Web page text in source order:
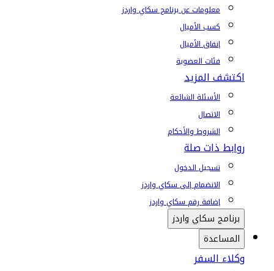
معلومات عن برنامج سكاي واردز
كسب الأميال
إنفاق الأميال
فئات العضوية
اكتشف المزيد
الأسئلة الشائعة
الاتصال
الشروط والأحكام
روابط ذات صلة
تسجيل الدخول
الانضمام إلى سكاي واردز
إضافة رقم سكاي واردز
برنامج سكاي واردز
المساعدة
وكلاء السفر